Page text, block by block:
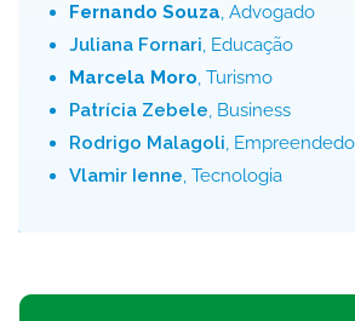
Fernando Souza, Advogado
Juliana Fornari, Educação
Marcela Moro, Turismo
Patrícia Zebele, Business
Rodrigo Malagoli,
Vlamir Ienne, Tecnologia